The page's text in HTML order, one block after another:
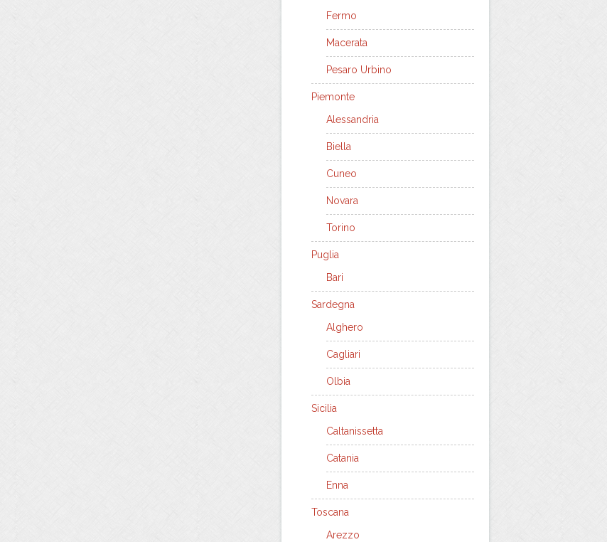
Fermo
Macerata
Pesaro Urbino
Piemonte
Alessandria
Biella
Cuneo
Novara
Torino
Puglia
Bari
Sardegna
Alghero
Cagliari
Olbia
Sicilia
Caltanissetta
Catania
Enna
Toscana
Arezzo